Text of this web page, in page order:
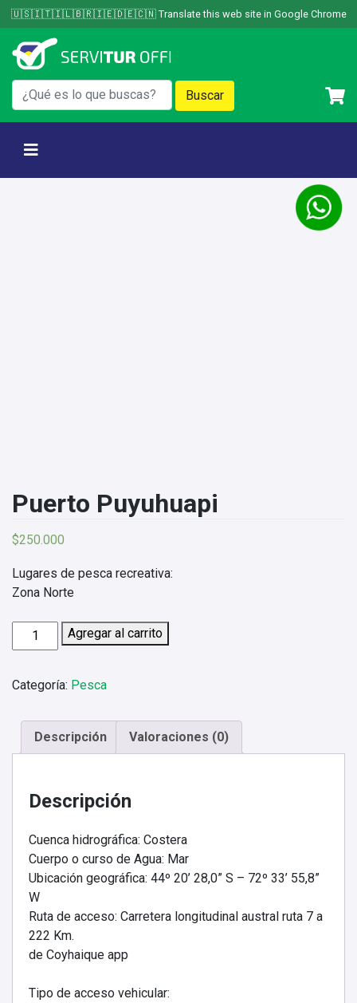
Skip
to
content
🇺🇸🇮🇹🇮🇱🇧🇷🇮🇪🇩🇪🇨🇳 Translate this web site in Google Chrome
Puerto Puyuhuapi
$250.000
Lugares de pesca recreativa:
Zona Norte
Puerto
Puyuhuapi
Agregar al carrito
Categoría: Pesca
Descripción Valoraciones (0)
Descripción
Cuenca hidrográfica: Costera
Cuerpo o curso de Agua: Mar
Ubicación geográfica: 44º 20’ 28,0” S – 72º 33’ 55,8”
W
Ruta de acceso: Carretera longitudinal austral ruta 7 a
222 Km.
de Coyhaique app
Tipo de acceso vehicular: